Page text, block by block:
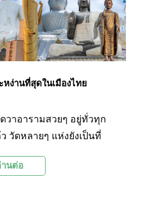
ง่านที่สุดในเมืองไทย
วาอารามสวยๆ อยู่ทั่วทุก
วัดหลายๆ แห่งยังเป็นที่
มศรัทธาของผู้คนที่มีต่อ
านต่อ